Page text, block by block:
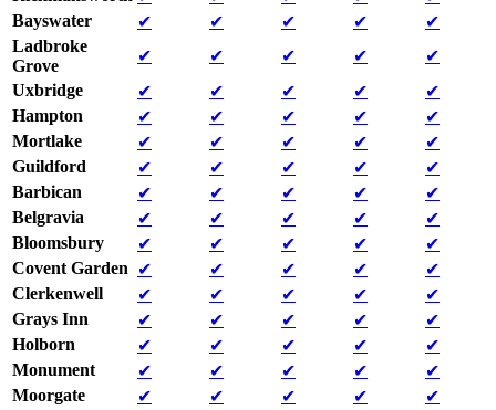
Bayswater
✔ ✔ ✔ ✔
✔
Ladbroke
Grove
✔ ✔ ✔ ✔
✔
Uxbridge
✔ ✔ ✔ ✔
✔
Hampton
✔ ✔ ✔ ✔
✔
Mortlake
✔ ✔ ✔ ✔
✔
Guildford
✔ ✔ ✔ ✔
✔
Barbican
✔ ✔ ✔ ✔
✔
Belgravia
✔ ✔ ✔ ✔
✔
Bloomsbury
✔ ✔ ✔ ✔
✔
Covent Garden
✔ ✔ ✔ ✔
✔
Clerkenwell
✔ ✔ ✔ ✔
✔
Grays Inn
✔ ✔ ✔ ✔
✔
Holborn
✔ ✔ ✔ ✔
✔
Monument
✔ ✔ ✔ ✔
✔
Moorgate
✔ ✔ ✔ ✔
✔